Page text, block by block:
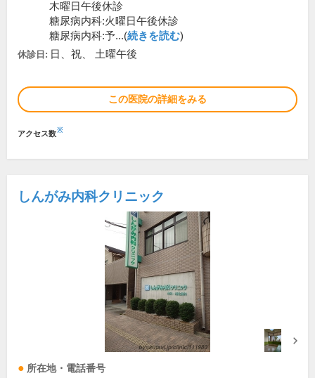
木曜日午後休診
糖尿病内科:火曜日午後休診
糖尿病内科:予...(続きを読む)
休診日: 日、祝、 土曜午後
この医院の詳細をみる
アクセス数※
しんがみ内科クリニック
所在地・電話番号